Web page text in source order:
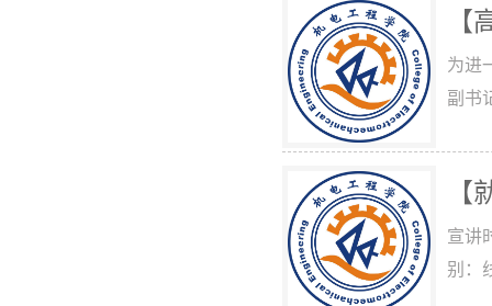
为进
副书
【
宣讲
别：